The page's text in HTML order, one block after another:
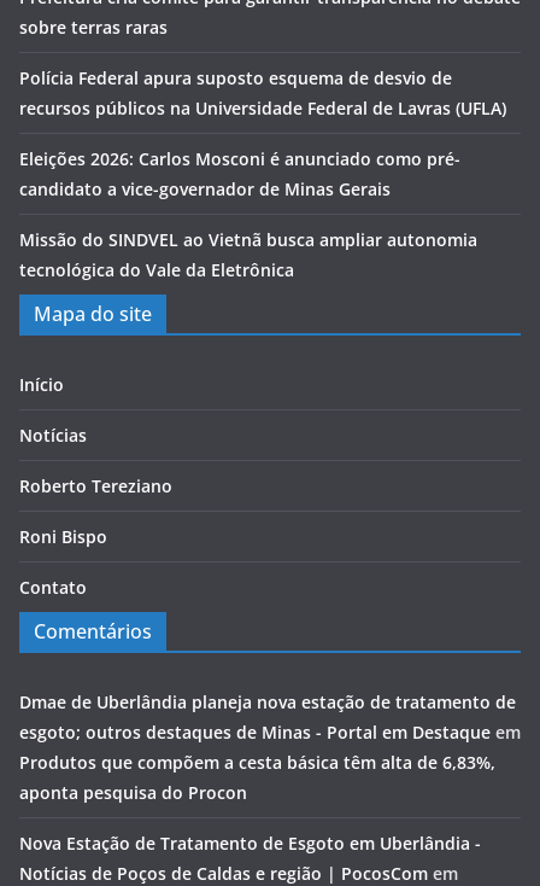
sobre terras raras
Polícia Federal apura suposto esquema de desvio de
recursos públicos na Universidade Federal de Lavras (UFLA)
Eleições 2026: Carlos Mosconi é anunciado como pré-
candidato a vice-governador de Minas Gerais
Missão do SINDVEL ao Vietnã busca ampliar autonomia
tecnológica do Vale da Eletrônica
Mapa do site
Início
Notícias
Roberto Tereziano
Roni Bispo
Contato
Comentários
Dmae de Uberlândia planeja nova estação de tratamento de
esgoto; outros destaques de Minas - Portal em Destaque em
Produtos que compõem a cesta básica têm alta de 6,83%,
aponta pesquisa do Procon
Nova Estação de Tratamento de Esgoto em Uberlândia -
Notícias de Poços de Caldas e região | PocosCom em